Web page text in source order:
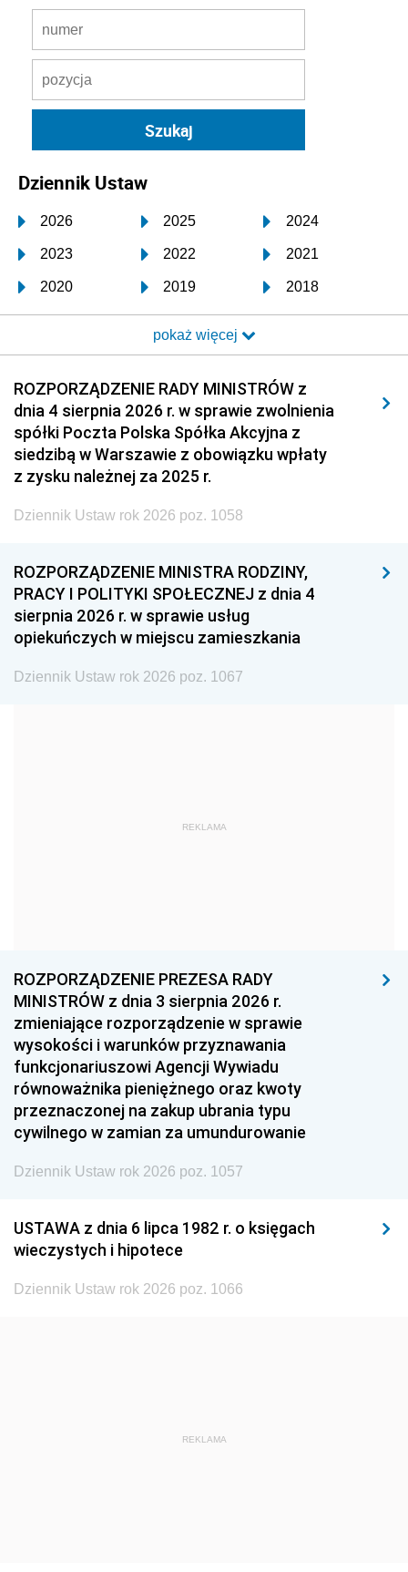
Dziennik Ustaw
2026 2025 2024
2023 2022 2021
2020 2019 2018
2017 2016 2015
2014 2013 2012
2011 2010 2009
2008 2007 2006
2005 2004 2003
2002 2001
1999 1998
1993 1992 1991
1990 1989
1987 1986 1985
1984 1983
1957 1956
1954 1953
1951 1950
1948 1947
1945 1944 1939
1938 1937 1936
1935 1934
1929 1928 1927
pokaż więcej
ROZPORZĄDZENIE RADY MINISTRÓW z
dnia 4 sierpnia 2026 r. w sprawie zwolnienia
spółki Poczta Polska Spółka Akcyjna z
siedzibą w Warszawie z obowiązku wpłaty
z zysku należnej za 2025 r.
Dziennik Ustaw rok 2026 poz. 1058
ROZPORZĄDZENIE MINISTRA RODZINY,
PRACY I POLITYKI SPOŁECZNEJ z dnia 4
sierpnia 2026 r. w sprawie usług
opiekuńczych w miejscu zamieszkania
Dziennik Ustaw rok 2026 poz. 1067
REKLAMA
ROZPORZĄDZENIE PREZESA RADY
MINISTRÓW z dnia 3 sierpnia 2026 r.
zmieniające rozporządzenie w sprawie
wysokości i warunków przyznawania
funkcjonariuszowi Agencji Wywiadu
równoważnika pieniężnego oraz kwoty
przeznaczonej na zakup ubrania typu
cywilnego w zamian za umundurowanie
Dziennik Ustaw rok 2026 poz. 1057
USTAWA z dnia 6 lipca 1982 r. o księgach
wieczystych i hipotece
Dziennik Ustaw rok 2026 poz. 1066
REKLAMA